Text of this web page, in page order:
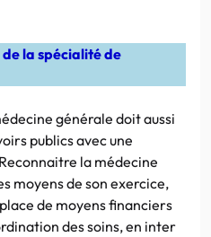
la spécialité de
générale doit aussi
publics avec une
la médecine
moyens de son exercice,
de moyens financiers
des soins, en inter